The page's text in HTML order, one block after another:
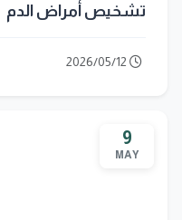
تشخيص أمراض الدم
9
MAY